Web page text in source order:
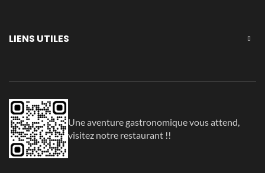
LIENS UTILES
Une aventure gastronomique vous attend,
visitez notre restaurant !!